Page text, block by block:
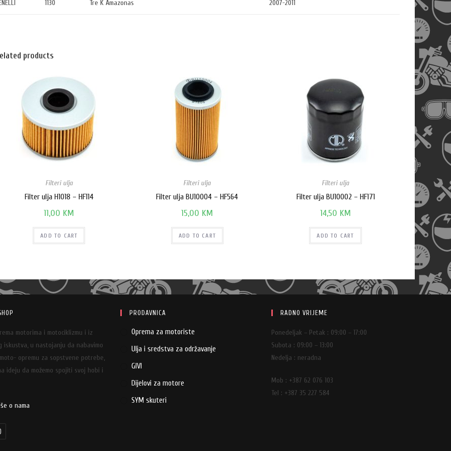
1130 Tre K Amazonas 2007-2011
products
Filteri ulja
Filter ulja H1018 – HF114
11,00 KM
ADD TO CART
Filteri ulja
Filter ulja BU10004 – HF564
15,00 KM
ADD TO CART
Filteri ulja
Filter ulja BU10002 – HF171
14,50 KM
ADD TO CART
motorima i motociklizmu i iz
iskustva, u nastojanju da nabavimo
opremu za sopstvene potrebe,
ideju da možemo spojiti svoj hobi i
o nama
PRODAVNICA
Oprema za motoriste
Ulja i sredstva za održavanje
GIVI
Dijelovi za motore
SYM skuteri
RADNO VRIJEME
Ponedeljak – Petak : 09:00 – 17:00
Subota : 09:00 – 13:00
Nedelja : neradna
Mob : +387 62 076 103
Tel : +387 35 227 584